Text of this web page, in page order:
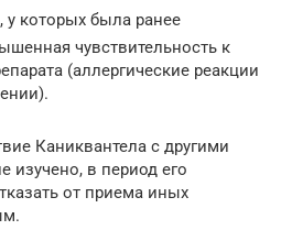
которых была ранее
чувствительность к
(аллергические реакции
Каниквантела с другими
изучено, в период его
от приема иных